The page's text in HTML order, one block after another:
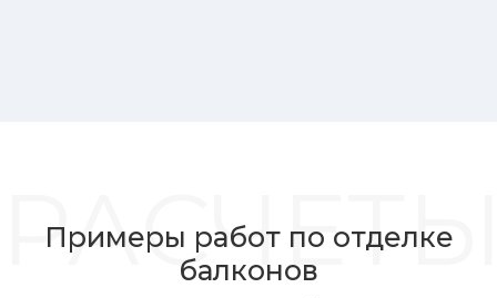
Примеры работ по отделке
балконов